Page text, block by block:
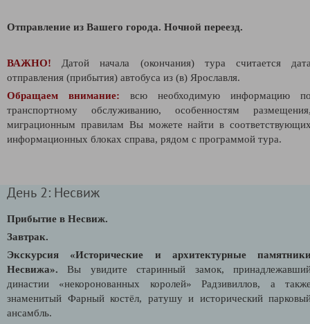
Отправление из Вашего города. Ночной переезд.
ВАЖНО! Датой начала (окончания) тура считается
отправления (прибытия) автобуса из (в) Ярославля.
Обращаем внимание: всю необходимую информацию
транспортному обслуживанию, особенностям
миграционным правилам Вы можете найти в
информационных блоках справа, рядом с программой тура.
День 2: Несвиж
Прибытие в Несвиж.
Завтрак.
Экскурсия «Исторические и архитектурные
Несвижа». Вы увидите старинный замок,
династии «некоронованных королей» Радзивиллов, а
знаменитый Фарный костёл, ратушу и исторический
ансамбль.